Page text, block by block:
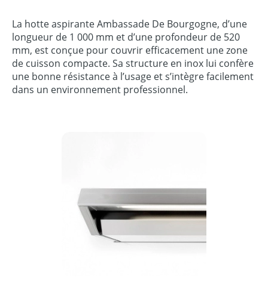
La hotte aspirante Ambassade De Bourgogne, d’une
longueur de 1 000 mm et d’une profondeur de 520
mm, est conçue pour couvrir efficacement une zone
de cuisson compacte. Sa structure en inox lui confère
une bonne résistance à l’usage et s’intègre facilement
dans un environnement professionnel.